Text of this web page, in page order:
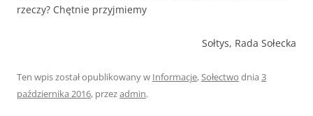
rzeczy? Chętnie przyjmiemy
Sołtys, Rada Sołecka
Ten wpis został opublikowany w Informacje,Sołectwo dnia 3
października 2016, przezadmin.